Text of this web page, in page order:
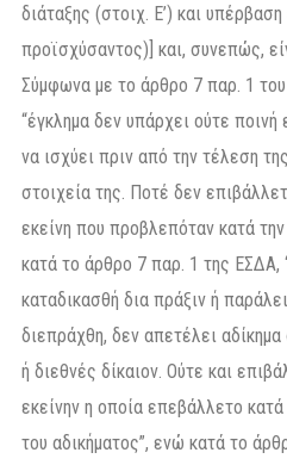
διάταξης (στοιχ. Ε’) και
προϊσχύσαντος)] και, συνεπώς,
Σύμφωνα με το άρθρο 7 παρ. 1 του
“έγκλημα δεν υπάρχει ούτε
να ισχύει πριν από την τέλεση
στοιχεία της. Ποτέ δεν
εκείνη που προβλεπόταν κατά
κατά το άρθρο 7 παρ. 1 της ΕΣΔΑ,
καταδικασθή δια πράξιν ή
διεπράχθη, δεν απετέλει
ή διεθνές δίκαιον. Ούτε και
εκείνην η οποία επεβάλλετο
του αδικήματος”, ενώ κατά το